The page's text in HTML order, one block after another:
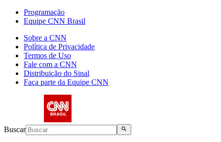
Programação
Equipe CNN Brasil
Sobre a CNN
Política de Privacidade
Termos de Uso
Fale com a CNN
Distribuição do Sinal
Faça parte da Equipe CNN
Buscar